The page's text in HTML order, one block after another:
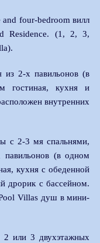
four-bedroom вилл
Residence. (1, 2, 3,
из 2-х павильонов (в
гостиная, кухня и
внутренних
с 2-3 мя спальнями,
павильонов (в одном
кухня с обеденной
дрорик с бассейном.
Villas душ в мини-
2 или 3 двухэтажных